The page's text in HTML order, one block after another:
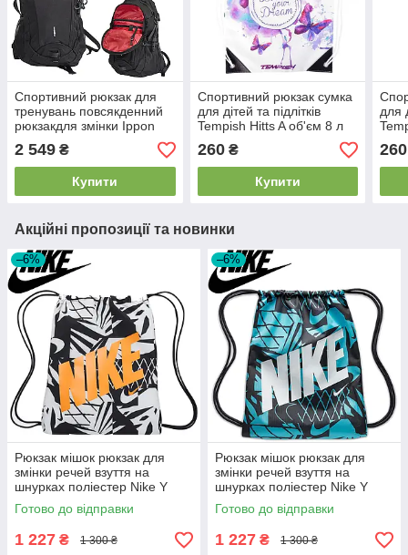
Спортивний рюкзак для
тренувань повсякденний
рюкзакдля змінки Ippon
Gear Fighter 2 чорний 28 л
30 x 22 x 48 см
2 549 ₴
Купити
Спортивний рюкзак сумка
для дітей та підлітків
Tempish Hitts A об'єм 8 л
260₴
Купити
для
260
Акційні пропозиції та новинки
–6%
Рюкзак мішок рюкзак для
змінки речей взуття на
шнурках поліестер Nike Y
Drawstring Cat Aop 1 чорно-
помаранчевий
Готово до відправки
1 227 ₴ 1 300 ₴
–6%
Рюкзак мішок рюкзак для
змінки речей взуття на
шнурках поліестер Nike Y
Drawstring Cat Aop 1 чорно-
синій
Готово до відправки
1 227 ₴ 1 300 ₴